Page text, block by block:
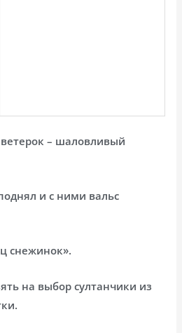
– шаловливый
и с ними вальс
снежинок».
на выбор султанчики из